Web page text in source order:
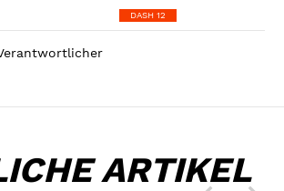
DASH 12
ARTIKEL